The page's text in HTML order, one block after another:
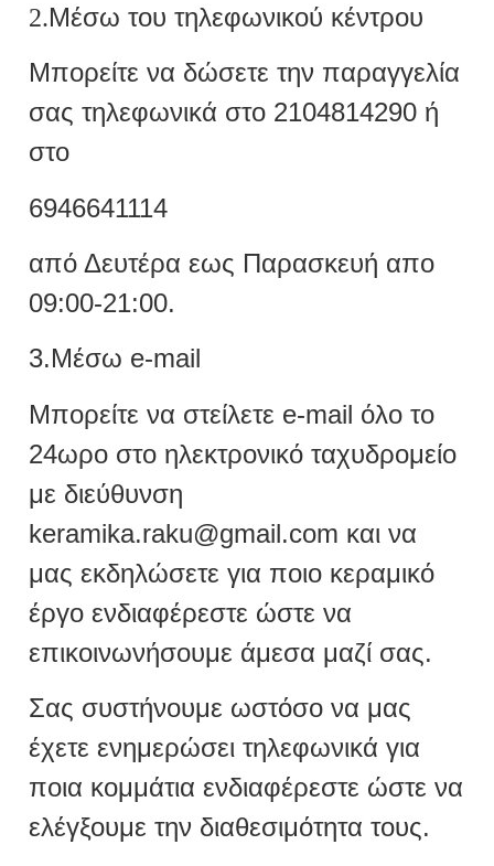
2.Μέσω του τηλεφωνικού κέντρου
Μπορείτε να δώσετε την παραγγελία
σας τηλεφωνικά στο 2104814290 ή
στο
6946641114
από Δευτέρα εως Παρασκευή απο
09:00-21:00.
3.Μέσω e-mail
Μπορείτε να στείλετε e-mail όλο το
24ωρο στο ηλεκτρονικό ταχυδρομείο
με διεύθυνση
keramika.raku@gmail.com και να
μας εκδηλώσετε για ποιο κεραμικό
έργο ενδιαφέρεστε ώστε να
επικοινωνήσουμε άμεσα μαζί σας.
Σας συστήνουμε ωστόσο να μας
έχετε ενημερώσει τηλεφωνικά για
ποια κομμάτια ενδιαφέρεστε ώστε να
ελέγξουμε την διαθεσιμότητα τους.